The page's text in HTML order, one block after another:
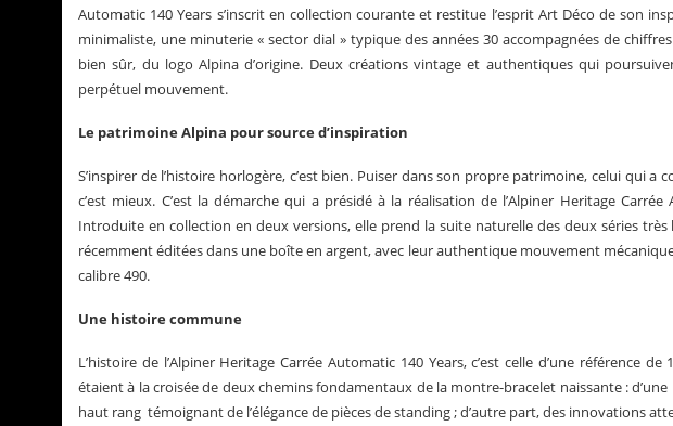
Automatic 140 Years s’inscrit en collection courante et restitue l’esprit Art Déco de son
minimaliste, une minuterie « sector dial » typique des années 30 accompagnées de
bien sûr, du logo Alpina d’origine. Deux créations vintage et authentiques qui
perpétuel mouvement.
Le patrimoine Alpina pour source d’inspiration
S’inspirer de l’histoire horlogère, c’est bien. Puiser dans son propre patrimoine, celui qui a
c’est mieux. C’est la démarche qui a présidé à la réalisation de l’Alpiner Heritage
Introduite en collection en deux versions, elle prend la suite naturelle des deux séries
récemment éditées dans une boîte en argent, avec leur authentique mouvement
calibre 490.
Une histoire commune
L’histoire de l’Alpiner Heritage Carrée Automatic 140 Years, c’est celle d’une référence
étaient à la croisée de deux chemins fondamentaux de la montre-bracelet naissante :
haut rang témoignant de l’élégance de pièces de standing ; d’autre part, des innovations